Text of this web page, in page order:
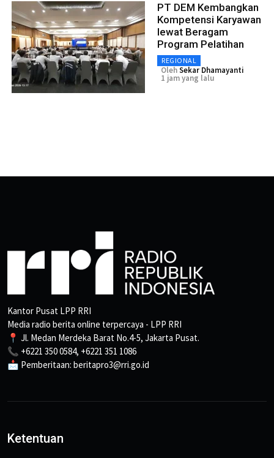
PT DEM Kembangkan
Kompetensi Karyawan
lewat Beragam
Program Pelatihan
REGIONAL
OlehSekar Dhamayanti
1 jam yang lalu
Kantor Pusat LPP RRI
Media radio berita online terpercaya - LPP RRI
📍 Jl. Medan Merdeka Barat No.4-5, Jakarta Pusat.
📞 +6221 350 0584, +6221 351 1086
📩 Pemberitaan: beritapro3@rri.go.id
Ketentuan